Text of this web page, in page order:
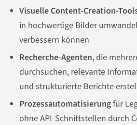
Visuelle Content-Creation-
in hochwertige Bilder
verbessern können
Recherche-Agenten, die
durchsuchen, relevante
und strukturierte Berichte
Prozessautomatisierungfür
ohne API-Schnittstellen durch